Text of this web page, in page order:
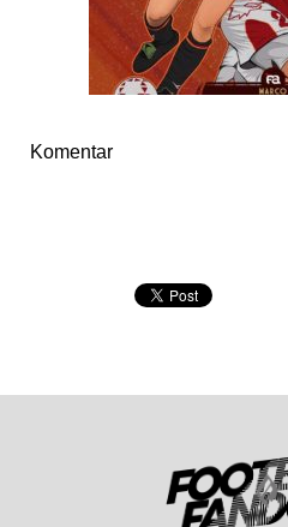
Komentar